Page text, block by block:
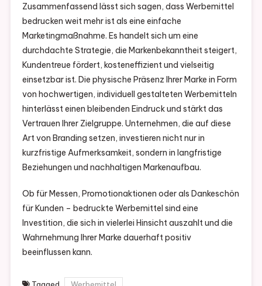
Zusammenfassend lässt sich sagen, dass Werbemittel
bedrucken weit mehr ist als eine einfache
Marketingmaßnahme. Es handelt sich um eine
durchdachte Strategie, die Markenbekanntheit steigert,
Kundentreue fördert, kosteneffizient und vielseitig
einsetzbar ist. Die physische Präsenz Ihrer Marke in Form
von hochwertigen, individuell gestalteten Werbemitteln
hinterlässt einen bleibenden Eindruck und stärkt das
Vertrauen Ihrer Zielgruppe. Unternehmen, die auf diese
Art von Branding setzen, investieren nicht nur in
kurzfristige Aufmerksamkeit, sondern in langfristige
Beziehungen und nachhaltigen Markenaufbau.
Ob für Messen, Promotionaktionen oder als Dankeschön
für Kunden – bedruckte Werbemittel sind eine
Investition, die sich in vielerlei Hinsicht auszahlt und die
Wahrnehmung Ihrer Marke dauerhaft positiv
beeinflussen kann.